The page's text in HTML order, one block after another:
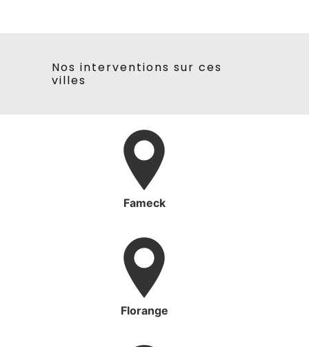
Nos interventions sur ces
villes
Fameck
Florange